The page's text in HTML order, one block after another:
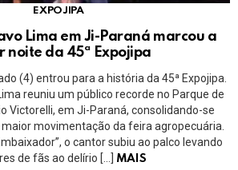
EXPOJIPA
Lima em Ji-Paraná marcou a
noite da 45ª Expojipa
(4) entrou para a história da 45ª Expojipa.
reuniu um público recorde no Parque de
Victorelli, em Ji-Paraná, consolidando-se
movimentação da feira agropecuária.
o cantor subiu ao palco levando
de fãs ao delírio […]
MAIS